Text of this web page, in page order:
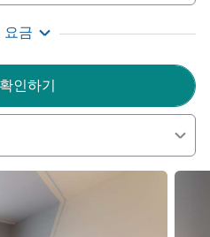
요금
인하기
세부